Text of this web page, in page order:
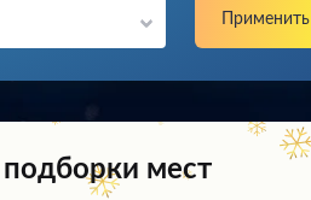
Применить
мест